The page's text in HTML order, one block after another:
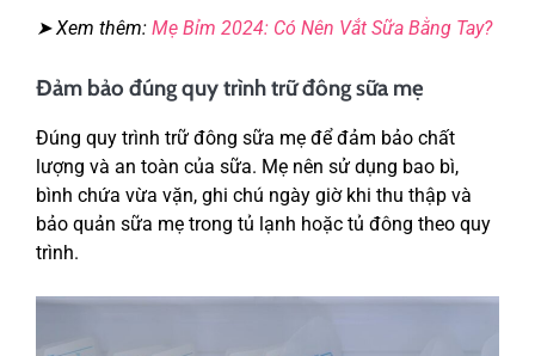
➤ Xem thêm: Mẹ Bỉm 2024: Có Nên Vắt Sữa Bằng Tay?
Đảm bảo đúng quy trình trữ đông sữa mẹ
Đúng quy trình trữ đông sữa mẹ để đảm bảo chất
lượng và an toàn của sữa. Mẹ nên sử dụng bao bì,
bình chứa vừa vặn, ghi chú ngày giờ khi thu thập và
bảo quản sữa mẹ trong tủ lạnh hoặc tủ đông theo quy
trình.